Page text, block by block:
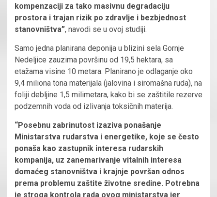
kompenzaciji za tako masivnu degradaciju
prostora i trajan rizik po zdravlje i bezbjednost
stanovništva”, navodi se u ovoj studiji.
Samo jedna planirana deponija u blizini sela Gornje
Nedeljice zauzima površinu od 19,5 hektara, sa
etažama visine 10 metara. Planirano je odlaganje oko
9,4 miliona tona materijala (jalovina i siromašna ruda), na
foliji debljine 1,5 milimetara, kako bi se zaštitile rezerve
podzemnih voda od izlivanja toksičnih materija.
“Posebnu zabrinutost izaziva ponašanje
Ministarstva rudarstva i energetike, koje se često
ponaša kao zastupnik interesa rudarskih
kompanija, uz zanemarivanje vitalnih interesa
domaćeg stanovništva i krajnje površan odnos
prema problemu zaštite životne sredine. Potrebna
je stroga kontrola rada ovog ministarstva jer